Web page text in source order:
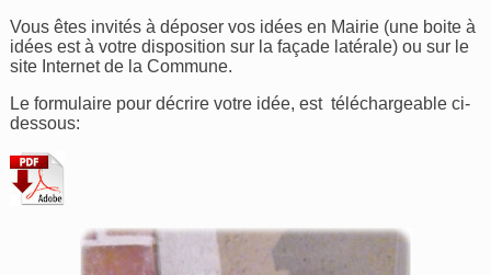
Vous êtes invités à déposer vos idées en Mairie (une boite à
idées est à votre disposition sur la façade latérale) ou sur le
site Internet de la Commune.
Le formulaire pour décrire votre idée, est téléchargeable ci-
dessous: